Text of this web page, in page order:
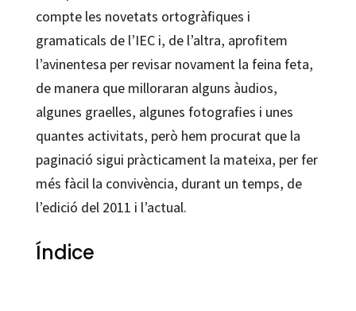
compte les novetats ortogràfiques i
gramaticals de l’IEC i, de l’altra, aprofitem
l’avinentesa per revisar novament la feina feta,
de manera que milloraran alguns àudios,
algunes graelles, algunes fotografies i unes
quantes activitats, però hem procurat que la
paginació sigui pràcticament la mateixa, per fer
més fàcil la convivència, durant un temps, de
l’edició del 2011 i l’actual.
Índice